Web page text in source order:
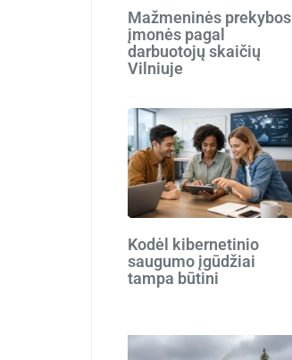
Mažmeninės prekybos
įmonės pagal
darbuotojų skaičių
Vilniuje
Kodėl kibernetinio
saugumo įgūdžiai
tampa būtini